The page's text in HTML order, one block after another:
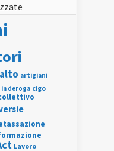
artigiani
in deroga cigo
Lavoro